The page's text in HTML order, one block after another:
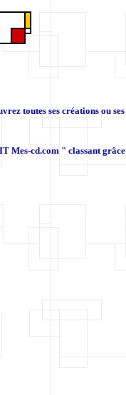
toutes ses créations ou
Mes-cd.com " classant